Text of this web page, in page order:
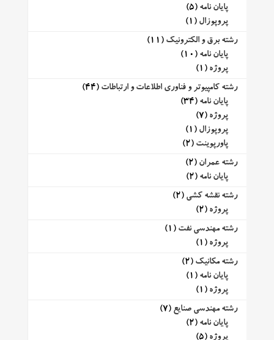
پایان نامه (5)
پروپوزال (1)
رشته برق و الکترونیک (11)
پایان نامه (10)
پروژه (1)
رشته کامپیوتر و فناوری اطلاعات و ارتباطات (44)
پایان نامه (34)
پروژه (7)
پروپوزال (1)
پاورپوینت (2)
رشته عمران (2)
پایان نامه (2)
رشته نقشه کشی (2)
پروژه (2)
رشته مهندسی نفت (1)
پروژه (1)
رشته مکانیک (2)
پایان نامه (1)
پروژه (1)
رشته مهندسی صنایع (7)
پایان نامه (2)
پروژه (5)